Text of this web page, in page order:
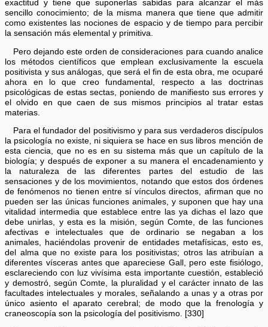
exactitud y tiene que suponerlas sabidas para alcanzar el más
sencillo conocimiento; de la misma manera que tiene que admitir
como existentes las nociones de espacio y de tiempo para percibir
la sensación más elemental y primitiva.
Pero dejando este orden de consideraciones para cuando analice
los métodos científicos que emplean exclusivamente la escuela
positivista y sus análogas, que será el fin de esta obra, me ocuparé
ahora en lo que creo fundamental, respecto a las doctrinas
psicológicas de estas sectas, poniendo de manifiesto sus errores y
el olvido en que caen de sus mismos principios al tratar estas
materias.
Para el fundador del positivismo y para sus verdaderos discípulos
la psicología no existe, ni siquiera se hace en sus libros mención de
esta ciencia, que no es en su sistema más que un capítulo de la
biología; y después de exponer a su manera el encadenamiento y
la naturaleza de las diferentes partes del estudio de las
sensaciones y de los movimientos, notando que estos dos órdenes
de fenómenos no tienen entre sí vínculos directos, afirman que no
pueden ser las únicas funciones animales, y suponen que hay una
vitalidad intermedia que establece entre las ya dichas el lazo que
debe unirlas, y esta es la misión, según Comte, de las funciones
afectivas e intelectuales que de ordinario se negaban a los
animales, haciéndolas provenir de entidades metafísicas, esto es,
del alma que no existe para los positivistas; otros las atribuían a
diferentes vísceras antes que apareciese Gall, pero este fisiólogo,
esclareciendo con luz vivísima esta importante cuestión, estableció
y demostró, según Comte, la pluralidad y el carácter innato de las
facultades intelectuales y morales, señalando a unas y a otras por
único asiento el aparato cerebral; de modo que la frenología y
craneoscopía son la psicología del positivismo. [330]